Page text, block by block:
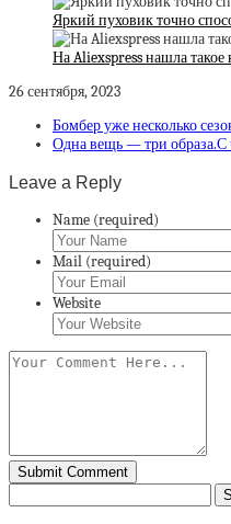
Яркий пуховик точно
На Aliexspress нашла такое
26 сентября, 2023
Бомбер уже несколько
Одна вещь — три образа.С
Leave a Reply
Name (required)
Mail (required)
Website